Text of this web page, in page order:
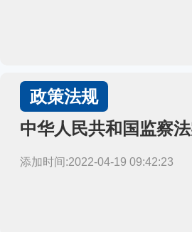
政策法规
中华人民共和国监察
添加时间:2022-04-19 09:42:23